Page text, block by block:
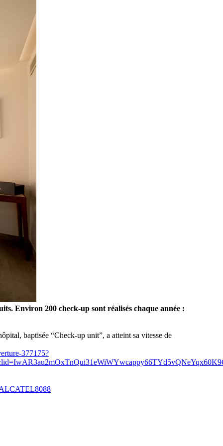
Environ 200 check-up sont réalisés chaque année :
baptisée “Check-up unit”, a atteint sa vitesse de
377175?